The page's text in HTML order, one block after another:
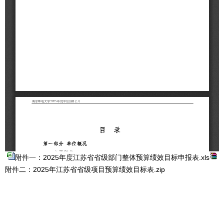
附件一：2025年度江苏省省级部门整体预算绩效目标申报表.xls
附件二：2025年江苏省省级项目预算绩效目标表.zip